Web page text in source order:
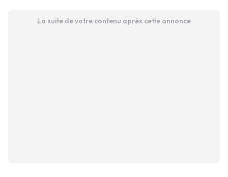
La suite de votre contenu après cette annonce